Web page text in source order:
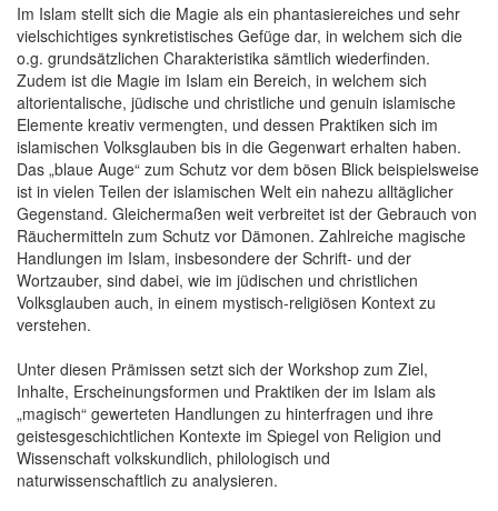
Im Islam stellt sich die Magie als ein phantasiereiches und sehr
vielschichtiges synkretistisches Gefüge dar, in welchem sich die
o.g. grundsätzlichen Charakteristika sämtlich wiederfinden.
Zudem ist die Magie im Islam ein Bereich, in welchem sich
altorientalische, jüdische und christliche und genuin islamische
Elemente kreativ vermengten, und dessen Praktiken sich im
islamischen Volksglauben bis in die Gegenwart erhalten haben.
Das „blaue Auge“ zum Schutz vor dem bösen Blick beispielsweise
ist in vielen Teilen der islamischen Welt ein nahezu alltäglicher
Gegenstand. Gleichermaßen weit verbreitet ist der Gebrauch von
Räuchermitteln zum Schutz vor Dämonen. Zahlreiche magische
Handlungen im Islam, insbesondere der Schrift- und der
Wortzauber, sind dabei, wie im jüdischen und christlichen
Volksglauben auch, in einem mystisch-religiösen Kontext zu
verstehen.
Unter diesen Prämissen setzt sich der Workshop zum Ziel,
Inhalte, Erscheinungsformen und Praktiken der im Islam als
„magisch“ gewerteten Handlungen zu hinterfragen und ihre
geistesgeschichtlichen Kontexte im Spiegel von Religion und
Wissenschaft volkskundlich, philologisch und
naturwissenschaftlich zu analysieren.